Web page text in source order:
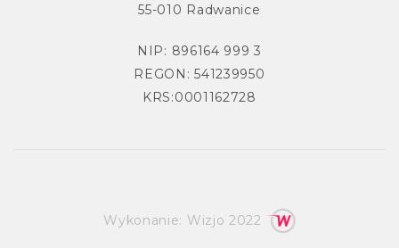
55-010 Radwanice
NIP: 896164 999 3
REGON: 541239950
KRS:0001162728
Wykonanie: Wizjo 2022